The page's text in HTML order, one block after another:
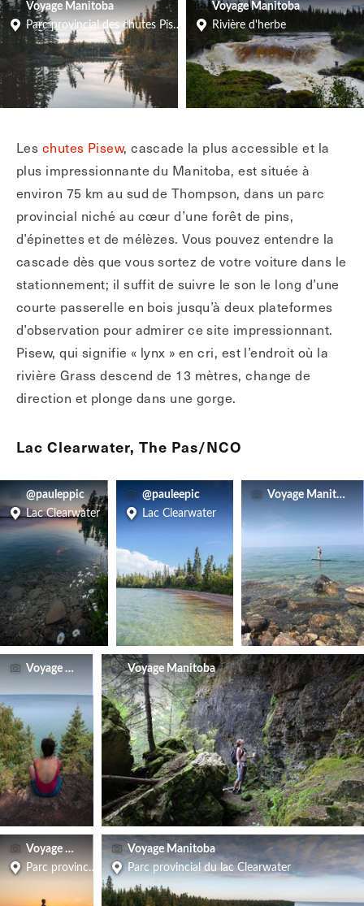
Voyage Manitoba
Parc provincial des chutes Pisew
Voyage Manitoba
Rivière d'herbe
Les chutes Pisew, cascade la plus accessible et la
plus impressionnante du Manitoba, est située à
environ 75 km au sud de Thompson, dans un parc
provincial niché au cœur d’une forêt de pins,
d’épinettes et de mélèzes. Vous pouvez entendre la
cascade dès que vous sortez de votre voiture dans le
stationnement; il suffit de suivre le son le long d’une
courte passerelle en bois jusqu’à deux plateformes
d’observation pour admirer ce site impressionnant.
Pisew, qui signifie « lynx » en cri, est l’endroit où la
rivière Grass descend de 13 mètres, change de
direction et plonge dans une gorge.
Lac Clearwater, The Pas/NCO
@pauleppic
Lac Clearwater
@pauleepic
Lac Clearwater
Voyage Manitoba
Voyage Manitoba Voyage Manitoba
Voyage Manitoba
Parc provincial du lac Clearwater
Voyage Manitoba
Parc provincial du lac Clearwater